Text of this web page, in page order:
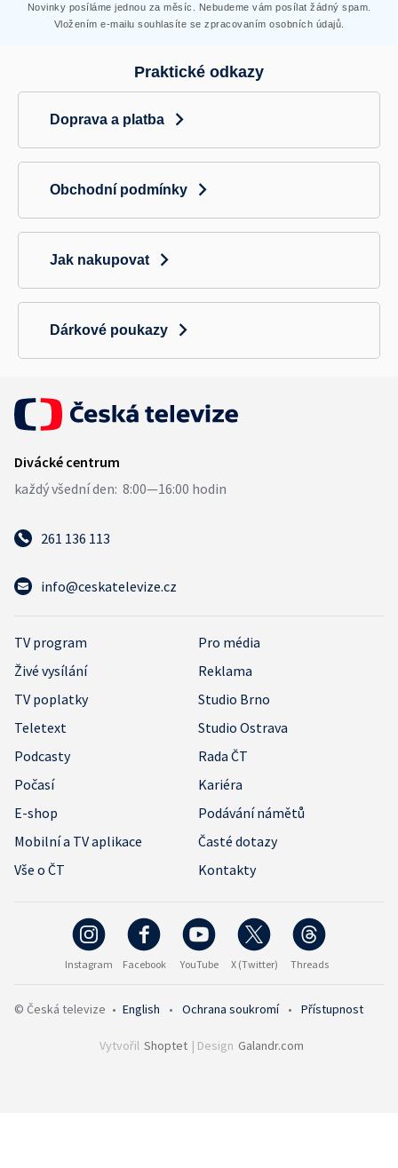
Novinky posíláme jednou za měsíc. Nebudeme vám posílat žádný spam.
Vložením e-mailu souhlasíte se zpracovaním osobních údajů.
Praktické odkazy
Doprava a platba
Obchodní podmínky
Jak nakupovat
Dárkové poukazy
261 136 113
info@ceskatelevize.cz
TV program
Pro média
Živé vysílání
Reklama
TV poplatky
Studio Brno
Teletext
Studio Ostrava
Podcasty
Rada ČT
Počasí
Kariéra
E-shop
Podávání námětů
Mobilní a TV aplikace
Časté dotazy
Vše o ČT
Kontakty
Instagram Facebook YouTube X (Twitter) Threads
© Česká televize • English • Ochrana soukromí • Přístupnost
Vytvořil Shoptet | Design Galandr.com